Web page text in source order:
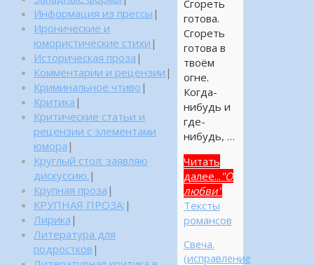
Сгореть
готова.
Сгореть
готова в
твоём
огне.
Когда-
нибудь и
где-
нибудь, …
Читать
далее... "О
любви"
Тексты
романсов
Свеча.
(исправление
Информация из прессы |
Иронические и
юмористические стихи |
Историческая проза |
Комментарии и рецензии |
Криминальное чтиво |
Критика |
Критические статьи и
рецензии с элементами
юмора |
Круглый стол: заявляю
дискуссию. |
Крупная проза |
КРУПНАЯ ПРОЗА: |
Лирика |
Литература для
подростков |